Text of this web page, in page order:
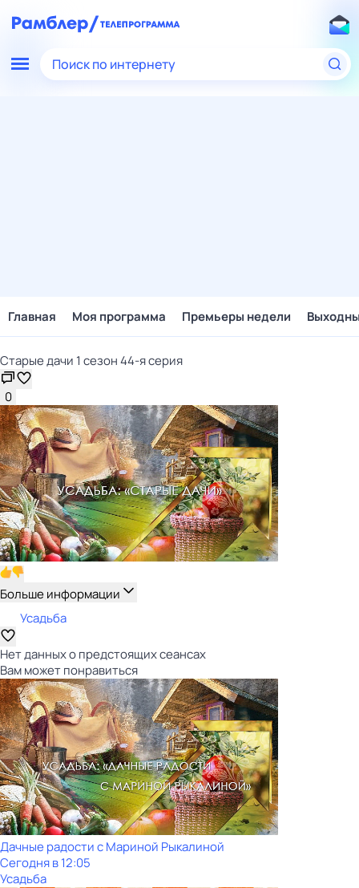
Поиск по интернету
Главная Моя программа Премьеры недели
Старые дачи 1 сезон 44-я серия
0
Больше информации
Усадьба
Нет данных о предстоящих сеансах
Вам может понравиться
Дачные радости с Мариной Рыкалиной
Сегодня в 12:05
Усадьба